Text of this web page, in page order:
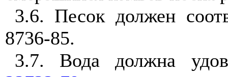
3.6. Песок должен
8736-85.
3.7. Вода должна